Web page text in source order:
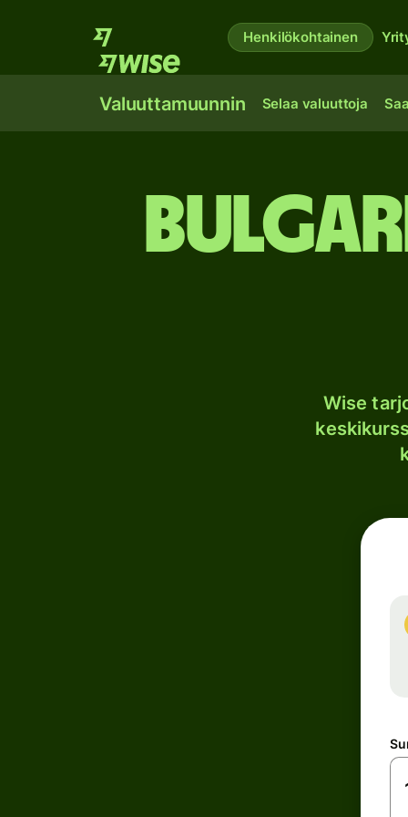
Henkilökohtainen
Valuuttamuunnin Selaa valuuttoja
Wise